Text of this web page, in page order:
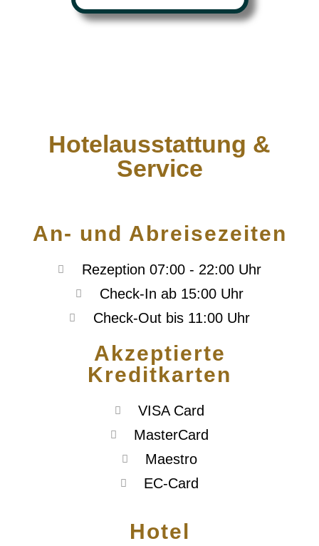
Hotelausstattung &
Service
An- und Abreisezeiten
Rezeption 07:00 - 22:00 Uhr
Check-In ab 15:00 Uhr
Check-Out bis 11:00 Uhr
Akzeptierte
Kreditkarten
VISA Card
MasterCard
Maestro
EC-Card
Hotel